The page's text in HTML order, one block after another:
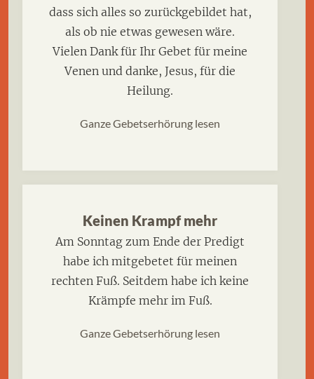
dass sich alles so zurückgebildet hat,
als ob nie etwas gewesen wäre.
Vielen Dank für Ihr Gebet für meine
Venen und danke, Jesus, für die
Heilung.
Ganze Gebetserhörung lesen
Keinen Krampf mehr
Am Sonntag zum Ende der Predigt
habe ich mitgebetet für meinen
rechten Fuß. Seitdem habe ich keine
Krämpfe mehr im Fuß.
Ganze Gebetserhörung lesen